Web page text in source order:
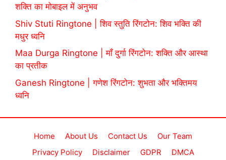
शक्ति का मोबाइल में अनुभव
Shiv Stuti Ringtone | शिव स्तुति रिंगटोन: शिव भक्ति की
मधुर ध्वनि
Maa Durga Ringtone | माँ दुर्गा रिंगटोन: शक्ति और आस्था
का प्रतीक
Ganesh Ringtone | गणेश रिंगटोन: शुभता और भक्तिमय
ध्वनि
Home About Us Contact Us
Our Team
Privacy Policy
Disclaimer GDPR DMCA